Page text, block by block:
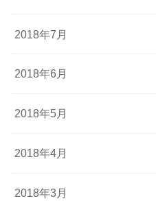
2018年7月
2018年6月
2018年5月
2018年4月
2018年3月